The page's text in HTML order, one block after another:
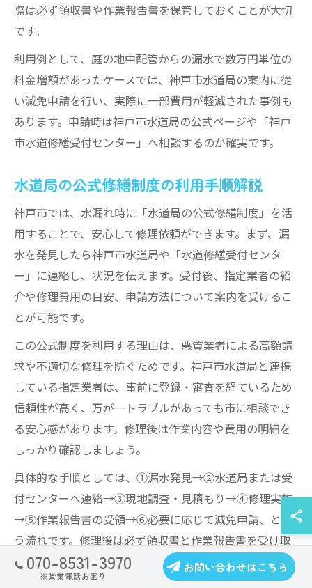
際は必ず領収書や作業報告書を保管しておくことが大切
です。
利用例として、庭の地中配管からの漏水で数万円単位の
料金増額があったケースでは、神戸市水道局の案内に従
い減免申請を行い、実際に一部費用が軽減された事例も
あります。申請時は神戸市水道局の公式ページや「神戸
市水道修繕受付センター」へ相談するのが確実です。
水道局の公式修繕制度の利用手順解説
神戸市では、水漏れ時に「水道局の公式修繕制度」を活
用することで、安心して修理依頼ができます。まず、漏
水を発見したら神戸市水道局や「水道修繕受付センタ
ー」に連絡し、状況を伝えます。受付後、指定業者の紹
介や修理費用の目安、申請方法について案内を受けるこ
とが可能です。
この公式制度を利用する理由は、悪質業者による高額請
求や不適切な修理を防ぐためです。神戸市水道局と連携
している指定業者は、事前に登録・審査を経ているため
信頼性が高く、万が一トラブルがあっても市に相談でき
る安心感があります。修理後は作業内容や費用の明細を
しっかり確認しましょう。
具体的な手順としては、①漏水発見→②水道局または受
付センターへ連絡→③現地調査・見積もり→④修理実施
→⑤作業報告書の受領→⑥必要に応じて減免申請、とい
う流れです。修理後は必ず領収書と作業報告書を受け取
り、トラブル防止に役立ててください。
070-8531-3970
※営業電話お困り
お問い合わせはこちら